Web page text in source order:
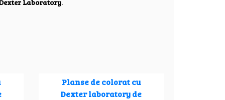
Laboratory.
Planse de colorat cu
Dexter laboratory de